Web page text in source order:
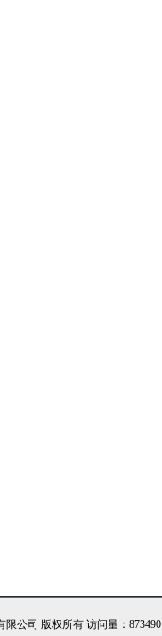
限公司 版权所有 访问量：873490